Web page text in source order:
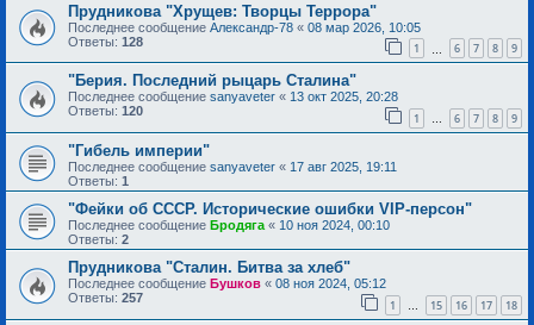
Прудникова "Хрущев: Творцы Террора"
Последнее сообщение Александр-78 « 08 мар 2026, 10:05
Ответы: 128 1 6 7 8 9
"Берия. Последний рыцарь Сталина"
Последнее сообщение sanyaveter « 13 окт 2025, 20:28
Ответы: 120 1 … 6 7 8 9
"Гибель империи"
Последнее сообщение sanyaveter « 17 авг 2025, 19:11
Ответы: 1
"Фейки об СССР. Исторические ошибки VIP-персон"
Последнее сообщение Бродяга « 10 ноя 2024, 00:10
Ответы: 2
Прудникова "Сталин. Битва за хлеб"
Последнее сообщение Бушков « 08 ноя 2024, 05:12
Ответы: 257 1 … 15 16 17 18